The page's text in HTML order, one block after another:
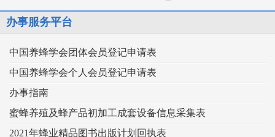
办事服务平台
中国养蜂学会团体会员登记申请表
中国养蜂学会个人会员登记申请表
办事指南
蜜蜂养殖及蜂产品初加工成套设备信息采集表
2021年蜂业精品图书出版计划回执表